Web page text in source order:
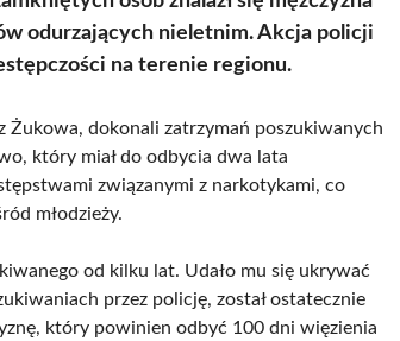
odurzających nieletnim. Akcja policji
na terenie regionu.
dokonali zatrzymań poszukiwanych
który miał do odbycia dwa lata
związanymi z narkotykami, co
młodzieży.
od kilku lat. Udało mu się ukrywać
przez policję, został ostatecznie
który powinien odbyć 100 dni więzienia